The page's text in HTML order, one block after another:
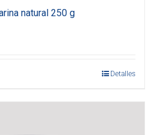
natural 250 g
Detalles